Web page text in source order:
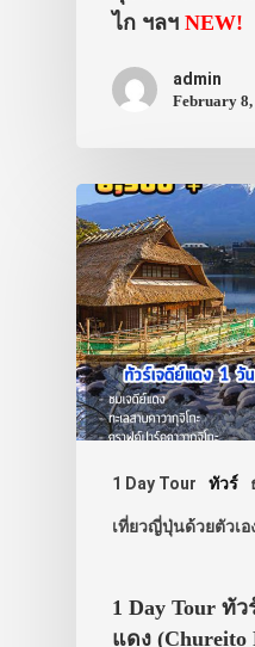
ไก ฯลฯ NEW!
admin
February 8,
1 Day Tour ทัวร์
เที่ยวญี่ปุ่นด้วยตัวเอ
1 Day Tour ทั
แดง (Chureito